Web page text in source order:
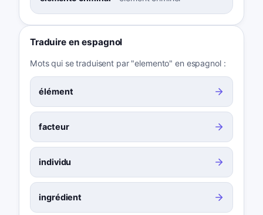
Traduire en espagnol
Mots qui se traduisent par "elemento" en espagnol :
élément
facteur
individu
ingrédient